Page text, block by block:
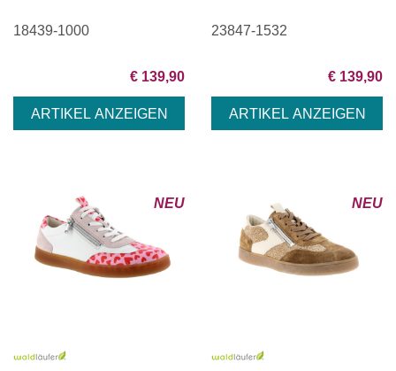
18439-1000
€ 139,90
23847-1532
€ 139,90
NEU NEU